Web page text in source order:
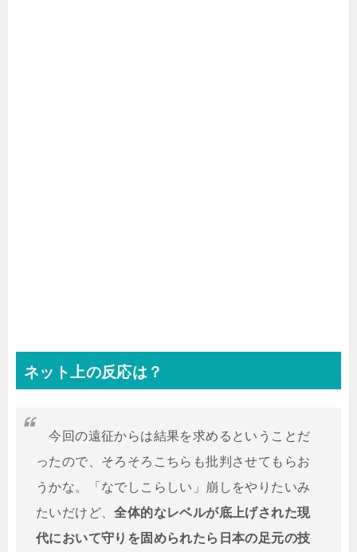
ネット上の反応は？
今回の遠征からは結果を求めるということだ
ったので、そろそろこちらも批判させてもらお
うかな。「なでしこらしい」崩しをやりたいみ
たいだけど、全体的なレベルが底上げされた現
代において守りを固められたら日本の足元の技